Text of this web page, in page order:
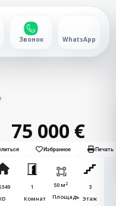
Звонок WhatsApp
75 000 €
Избранное Печать
ID
1
Комнат
50 м2
Площадь
3
Этаж